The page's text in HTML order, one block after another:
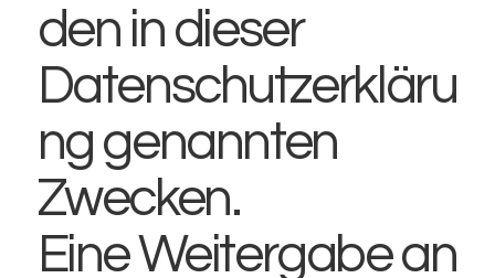
den in dieser
Datenschutzerkläru
ng genannten
Zwecken.
Eine Weitergabe an